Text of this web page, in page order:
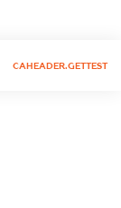
CAHEADER.GETTEST